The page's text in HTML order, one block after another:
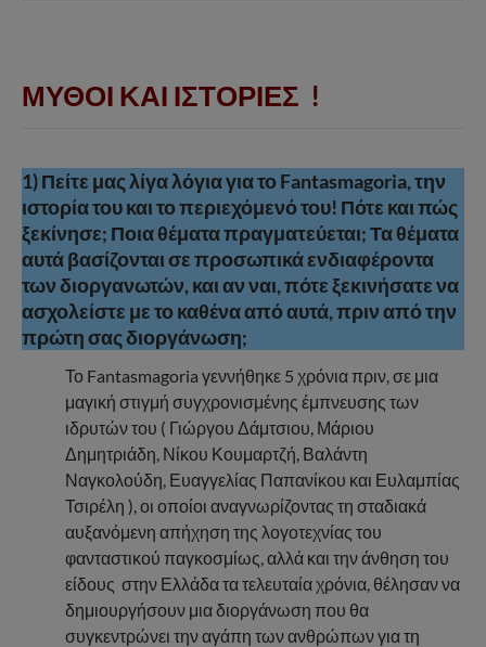
ΜΥΘΟΙ ΚΑΙ ΙΣΤΟΡΙΕΣ !
1) Πείτε μας λίγα λόγια για το Fantasmagoria, την
ιστορία του και το περιεχόμενό του! Πότε και πώς
ξεκίνησε; Ποια θέματα πραγματεύεται; Τα θέματα
αυτά βασίζονται σε προσωπικά ενδιαφέροντα
των διοργανωτών, και αν ναι, πότε ξεκινήσατε να
ασχολείστε με το καθένα από αυτά, πριν από την
πρώτη σας διοργάνωση;
Το Fantasmagoria γεννήθηκε 5 χρόνια πριν, σε μια
μαγική στιγμή συγχρονισμένης έμπνευσης των
ιδρυτών του ( Γιώργου Δάμτσιου, Μάριου
Δημητριάδη, Νίκου Κουμαρτζή, Βαλάντη
Ναγκολούδη, Ευαγγελίας Παπανίκου και Ευλαμπίας
Τσιρέλη ), οι οποίοι αναγνωρίζοντας τη σταδιακά
αυξανόμενη απήχηση της λογοτεχνίας του
φανταστικού παγκοσμίως, αλλά και την άνθηση του
είδους στην Ελλάδα τα τελευταία χρόνια, θέλησαν να
δημιουργήσουν μια διοργάνωση που θα
συγκεντρώνει την αγάπη των ανθρώπων για τη